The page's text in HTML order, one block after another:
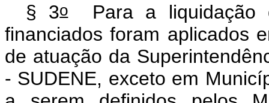
§ 3oPara a liquidação
financiados foram aplicados
de atuação da
- SUDENE, exceto em